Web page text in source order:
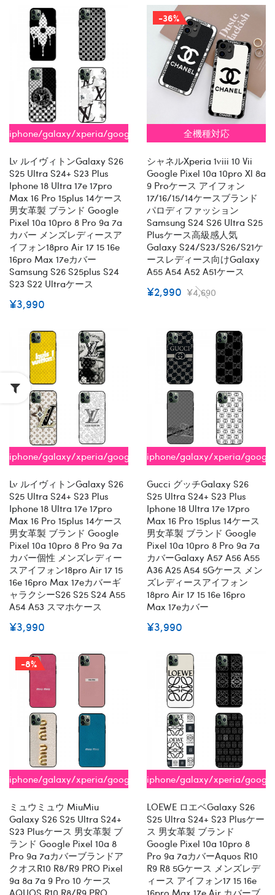
iphone/galaxy/xperia/google/aquos
Lv ルイヴィトンGalaxy S26
S25 Ultra S24+ S23 Plus
Iphone 18 Ultra 17e 17pro
Max 16 Pro 15plus 14ケース
男女革製 ブランド Google
Pixel 10a 10pro 8 Pro 9a 7a
カバー メンズレディースア
イフォン18pro Air 17 15 16e
16pro Max 17eカバー
Samsung S26 S25plus S24
S23 S22 Ultraケース
¥3,990
-36%
全機種対応
シャネルxperia 1viii 10 Vii
Google Pixel 10a 10pro Xl 8a
9 Proケース アイフォン
17/16/15/14ケースブランド
パロディファッション
Samsung S24 S26 Ultra S25
Plusケース高級感人気
Galaxy S24/s23/s26/s21ケ
ースレディース向けgalaxy
A55 A54 A52 A51ケース
¥2,990 ¥4,690
iphone/galaxy/xperia/google/aquos
Lv ルイヴィトンGalaxy S26
S25 Ultra S24+ S23 Plus
Iphone 18 Ultra 17e 17pro
Max 16 Pro 15plus 14ケース
男女革製 ブランド Google
Pixel 10a 10pro 8 Pro 9a 7a
カバー個性 メンズレディー
スアイフォン18pro Air 17 15
16e 16pro Max 17eカバーギ
ャラクシーs26 S25 S24 A55
A54 A53 スマホケース
¥3,990
iphone/galaxy/xperia/
Gucci グッチGalaxy S26
S25 Ultra S24+ S23 Plus
Iphone 18 Ultra 17e 17pro
Max 16 Pro 15plus 14ケース
男女革製 ブランド Google
Pixel 10a 10pro 8 Pro 9a 7a
カバーGalaxy A57 A56 A55
A36 A25 A54 5Gケース メン
ズレディースアイフォン
18pro Air 17 15 16e 16pro
Max 17eカバー
¥3,990
-8%
iphone/galaxy/xperia/google/aquos
ミュウミュウ MiuMiu
Galaxy S26 S25 Ultra S24+
S23 Plusケース 男女革製 ブ
ランド Google Pixel 10a 8
Pro 9a 7aカバーブランドア
クオスR10 R8/R9 PRO Pixel
9a 8a 7a 9 Pro 10 ケース
iphone/galaxy/xperia/
LOEWE ロエベGalaxy S26
S25 Ultra S24+ S23 Plusケー
ス 男女革製 ブランド
Google Pixel 10a 10pro 8
Pro 9a 7aカバーaquos R10
R9 R8 5Gケース メンズレデ
ィース アイフォン17 15 16e